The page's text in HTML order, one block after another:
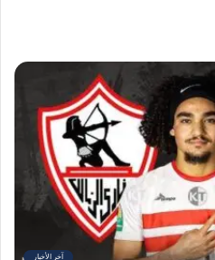
آخر الأخبار